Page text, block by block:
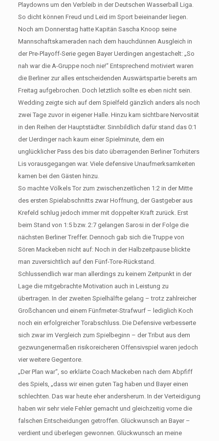
Playdowns um den Verbleib in der Deutschen Wasserball Liga.
So dicht können Freud und Leid im Sport beieinander liegen.
Noch am Donnerstag hatte Kapitän Sascha Knoop seine
Mannschaftskameraden nach dem hauchdünnen Ausgleich in
der Pre-Playoff-Serie gegen Bayer Uerdingen angestachelt: „So
nah war die A-Gruppe noch nie!“ Entsprechend motiviert waren
die Berliner zur alles entscheidenden Auswärtspartie bereits am
Freitag aufgebrochen. Doch letztlich sollte es eben nicht sein.
Wedding zeigte sich auf dem Spielfeld gänzlich anders als noch
zwei Tage zuvor in eigener Halle. Hinzu kam sichtbare Nervosität
in den Reihen der Hauptstädter. Sinnbildlich dafür stand das 0:1
der Uerdinger nach kaum einer Spielminute, dem ein
unglücklicher Pass des bis dato überragenden Berliner Torhüters
Lis vorausgegangen war. Viele defensive Unaufmerksamkeiten
kamen bei den Gästen hinzu.
So machte Völkels Tor zum zwischenzeitlichen 1:2 in der Mitte
des ersten Spielabschnitts zwar Hoffnung, der Gastgeber aus
Krefeld schlug jedoch immer mit doppelter Kraft zurück. Erst
beim Stand von 1:5 bzw. 2:7 gelangen Sarosi in der Folge die
nächsten Berliner Treffer. Dennoch gab sich die Truppe von
Sören Mackeben nicht auf: Noch in der Halbzeitpause blickte
man zuversichtlich auf den Fünf-Tore-Rückstand.
Schlussendlich war man allerdings zu keinem Zeitpunkt in der
Lage die mitgebrachte Motivation auch in Leistung zu
übertragen. In der zweiten Spielhälfte gelang – trotz zahlreicher
Großchancen und einem Fünfmeter-Strafwurf – lediglich Koch
noch ein erfolgreicher Torabschluss. Die Defensive verbesserte
sich zwar im Vergleich zum Spielbeginn – der Tribut aus dem
gezwungenermaßen risikoreicheren Offensivspiel waren jedoch
vier weitere Gegentore.
„Der Plan war“, so erklärte Coach Mackeben nach dem Abpfiff
des Spiels, „dass wir einen guten Tag haben und Bayer einen
schlechten. Das war heute eher andersherum. In der Verteidigung
haben wir sehr viele Fehler gemacht und gleichzeitig vorne die
falschen Entscheidungen getroffen. Glückwunsch an Bayer –
verdient und überlegen gewonnen. Glückwunsch an meine